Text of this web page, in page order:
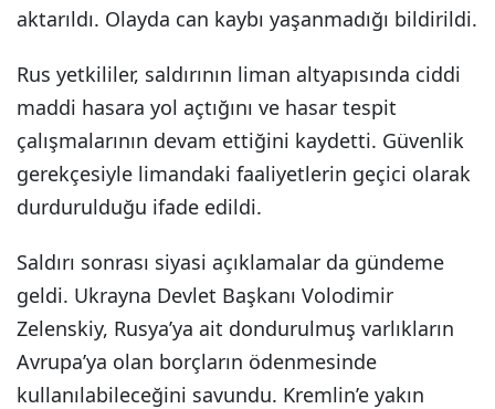
aktarıldı. Olayda can kaybı yaşanmadığı bildirildi.
Rus yetkililer, saldırının liman altyapısında ciddi
maddi hasara yol açtığını ve hasar tespit
çalışmalarının devam ettiğini kaydetti. Güvenlik
gerekçesiyle limandaki faaliyetlerin geçici olarak
durdurulduğu ifade edildi.
Saldırı sonrası siyasi açıklamalar da gündeme
geldi. Ukrayna Devlet Başkanı Volodimir
Zelenskiy, Rusya’ya ait dondurulmuş varlıkların
Avrupa’ya olan borçların ödenmesinde
kullanılabileceğini savundu. Kremlin’e yakın